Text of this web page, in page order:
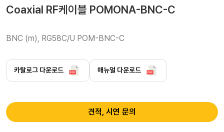
Coaxial RF케이블 POMONA-BNC-C
BNC (m), RG58C/U POM-BNC-C
카탈로그 다운로드 매뉴얼 다운로드
견적, 시연 문의